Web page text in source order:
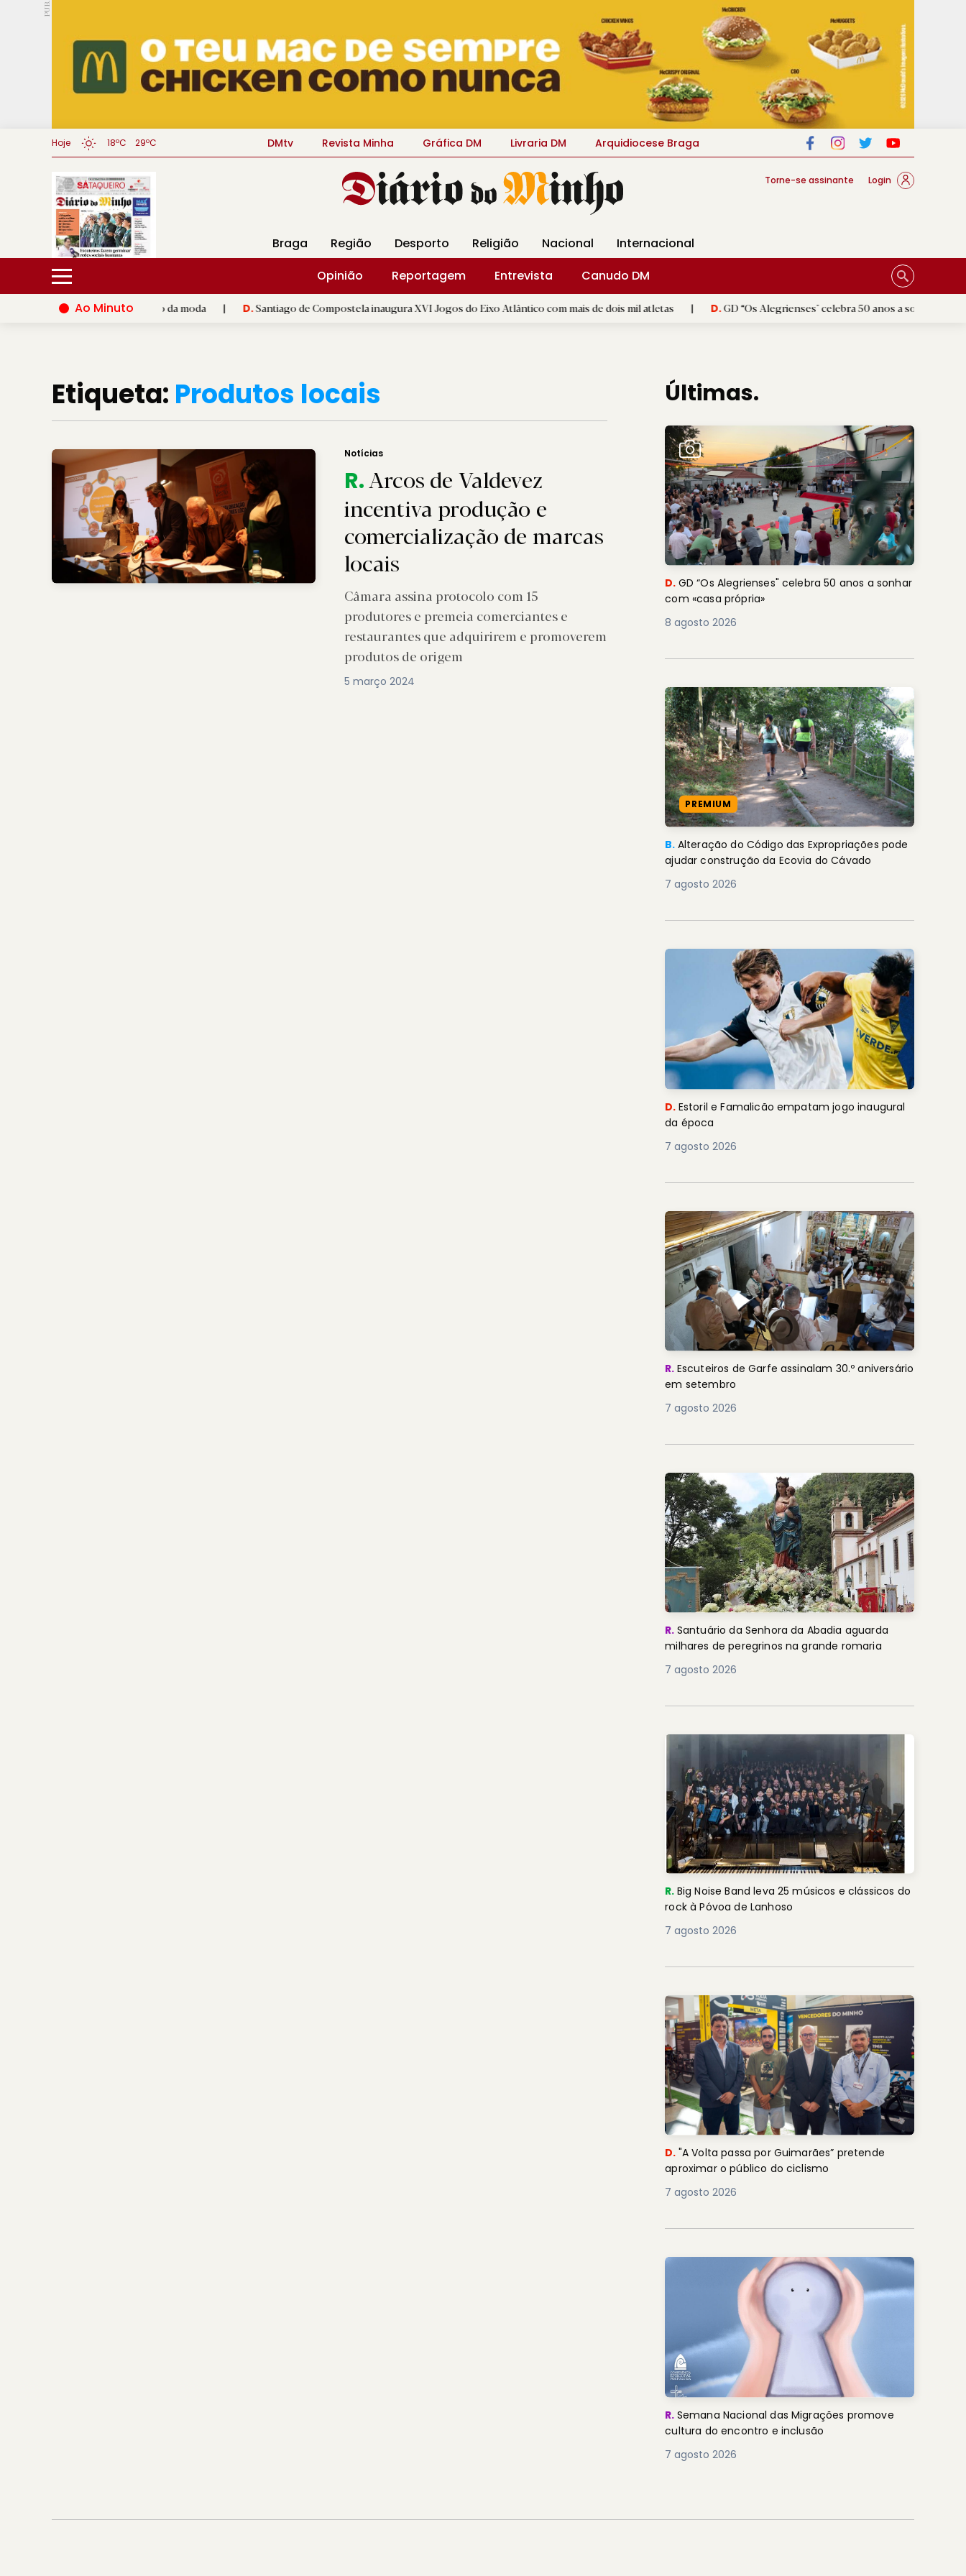
PUB.
Hoje 18ºC 29ºC DMtv Revista Minha Gráfica DM Livraria DM Arquidiocese Braga
Torne-se assinante Login
Braga Região Desporto Religião Nacional
Internacional
Opinião
Reportagem Entrevista
Canudo DM
Ao Minuto
do mundo da moda D.Santiago de Compostela inaugura XVI Jogos do Eixo Atlântico com mais de dois mil atletas | D.GD “Os Alegrienses" celebra 50 anos a sonhar com «casa própria»
Etiqueta: Produtos locais
Notícias
R.Arcos de Valdevez
incentiva produção e
comercialização de marcas
locais
Câmara assina protocolo com 15
produtores e premeia comerciantes e
restaurantes que adquirirem e promoverem
produtos de origem
5 março 2024
Últimas.
D. GD “Os Alegrienses" celebra 50 anos a sonhar
com «casa própria»
8 agosto 2026
PREMIUM
B. Alteração do Código das Expropriações pode
ajudar construção da Ecovia do Cávado
7 agosto 2026
D. Estoril e Famalicão empatam jogo inaugural
da época
7 agosto 2026
R. Escuteiros de Garfe assinalam 30.º aniversário
em setembro
7 agosto 2026
R. Santuário da Senhora da Abadia aguarda
milhares de peregrinos na grande romaria
7 agosto 2026
R. Big Noise Band leva 25 músicos e clássicos do
rock à Póvoa de Lanhoso
7 agosto 2026
D. "A Volta passa por Guimarães” pretende
aproximar o público do ciclismo
7 agosto 2026
R. Semana Nacional das Migrações promove
cultura do encontro e inclusão
7 agosto 2026